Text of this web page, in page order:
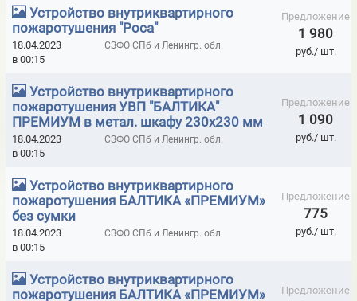
РЕНТГЕНОЗАЩИТНЫЕ ОКНА ЭКВ. PB=2,5 ММ
РЕНТГЕНОЗАЩИТНЫЕ СТАВНИ
РЕНТГЕНОЗАЩИТНЫЕ СТЕКЛА ЭКВ. PB=2,0 ММ
РЕНТГЕНОЗАЩИТНЫЕ СТЕКЛА ЭКВ. PB=2,5 ММ
РЕНТГЕНОЗАЩИТНЫЕ ШИРМЫ
РЕНТГЕНОЗАЩИТНЫЕ ШТОРЫ И ЖАЛЮЗИ
РЕСПИРАТОРЫ BLS
РЕСПИРАТОРЫ KN95 МЕДИЦИНСКИЕ
РЕСПИРАТОРЫ KN95 ПРОИЗВОДСТВЕННЫЕ
РЕСПИРАТОРЫ RUTEX
РЕСПИРАТОРЫ VENUS
РЕСПИРАТОРЫ БРИЗ-2201 (РПГ-67)
Устройство внутриквартирного
пожаротушения "Роса"
Предложение
1 980
руб./ шт.
18.04.2023
в 00:15
СЗФО СПб и Ленингр. обл.
Устройство внутриквартирного
пожаротушения УВП "БАЛТИКА"
ПРЕМИУМ в метал. шкафу 230х230 мм
Предложение
1 090
руб./ шт.
18.04.2023
в 00:15
СЗФО СПб и Ленингр. обл.
Устройство внутриквартирного
пожаротушения БАЛТИКА «ПРЕМИУМ»
без сумки
Предложение
775
руб./ шт.
18.04.2023
в 00:15
СЗФО СПб и Ленингр. обл.
Устройство внутриквартирного
пожаротушения БАЛТИКА «ПРЕМИУМ»
Предложение